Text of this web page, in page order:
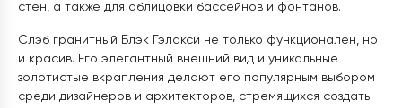
стен, а также для облицовки бассейнов и фонтанов.
Слэб гранитный Блэк Гэлакси не только функционален, но
и красив. Его элегантный внешний вид и уникальные
золотистые вкрапления делают его популярным выбором
среди дизайнеров и архитекторов, стремящихся создать